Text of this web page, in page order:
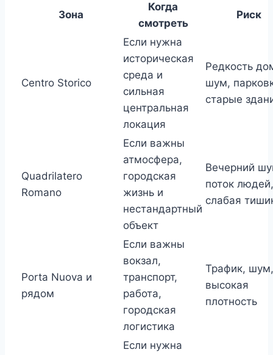
Зона
Когда
смотреть
Риск
Centro Storico
Если нужна
историческая
среда и
сильная
центральная
локация
Редкость
шум,
старые
Quadrilatero
Romano
Если важны
атмосфера,
городская
жизнь и
нестандартный
объект
Вечерний
поток людей,
слабая
Porta Nuova и
рядом
Если важны
вокзал,
транспорт,
работа,
городская
логистика
Трафик, шум,
высокая
плотность
Если нужна